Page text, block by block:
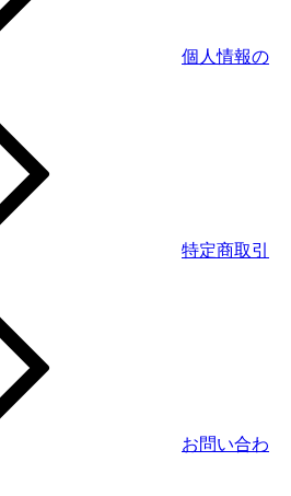
個人情報の
特定商取引
お問い合わ